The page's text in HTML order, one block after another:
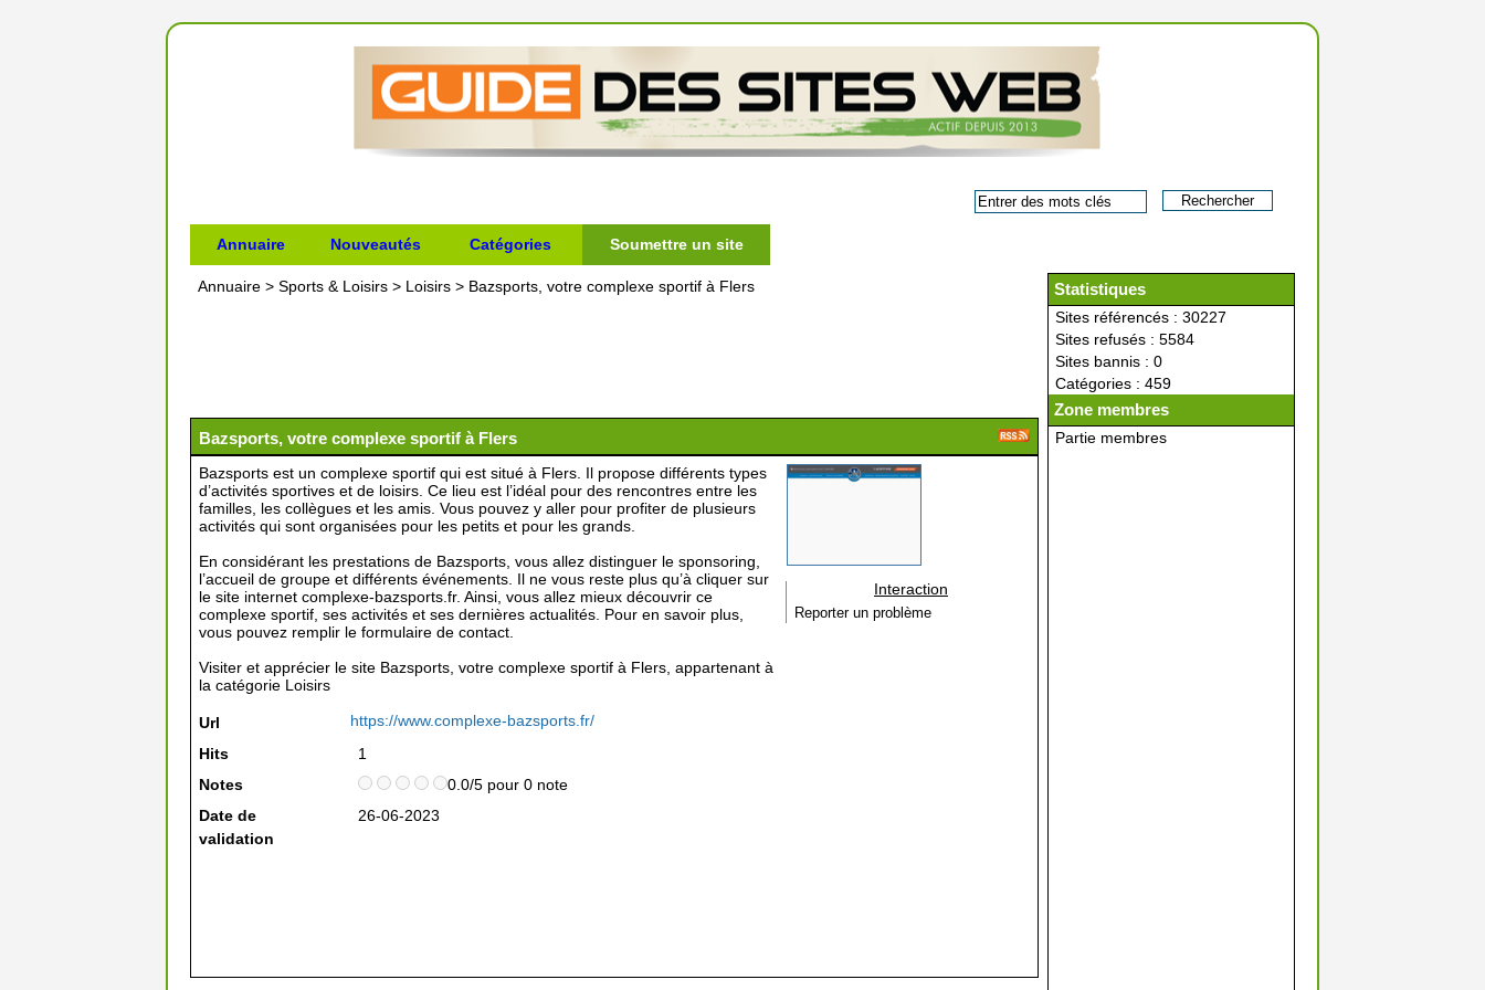
Annuaire Nouveautés Catégories Soumettre un site
Statistiques
Sites référencés : 30227
Sites refusés : 5584
Sites bannis : 0
Catégories : 459
Zone membres
Partie membres
Annuaire > Sports & Loisirs > Loisirs > Bazsports, votre complexe sportif à Flers
Bazsports, votre complexe sportif à Flers
Bazsports est un complexe sportif qui est situé à Flers. Il propose différents types
d’activités sportives et de loisirs. Ce lieu est l’idéal pour des rencontres entre les
familles, les collègues et les amis. Vous pouvez y aller pour profiter de plusieurs
activités qui sont organisées pour les petits et pour les grands.
En considérant les prestations de Bazsports, vous allez distinguer le sponsoring,
l’accueil de groupe et différents événements. Il ne vous reste plus qu’à cliquer sur
le site internet complexe-bazsports.fr. Ainsi, vous allez mieux découvrir ce
complexe sportif, ses activités et ses dernières actualités. Pour en savoir plus,
vous pouvez remplir le formulaire de contact.
Visiter et apprécier le site Bazsports, votre complexe sportif à Flers, appartenant à
la catégorie Loisirs
Url
https://www.complexe-bazsports.fr/
Hits
1
Notes
0.0/5 pour 0 note
Date de
validation
26-06-2023
Interaction
Reporter un problème